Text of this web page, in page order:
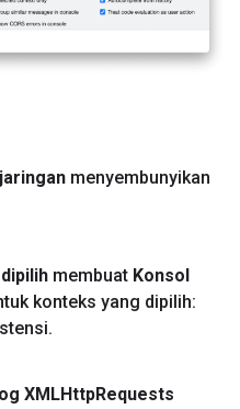
menyembunyikan
membuat Konsol
konteks yang dipilih:
.
XMLHttpRequests